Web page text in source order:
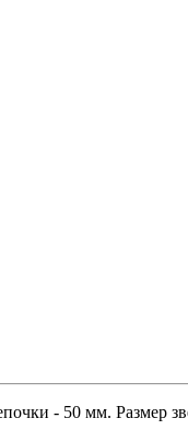
- 50 мм. Размер